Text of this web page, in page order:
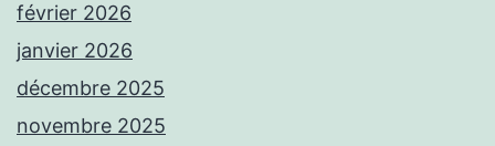
février 2026
janvier 2026
décembre 2025
novembre 2025